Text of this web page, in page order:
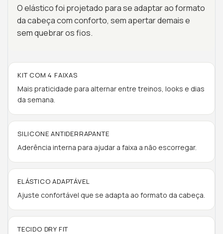
O elástico foi projetado para se adaptar ao formato
da cabeça com conforto, sem apertar demais e
sem quebrar os fios.
KIT COM 4 FAIXAS
Mais praticidade para alternar entre treinos, looks e dias
da semana.
SILICONE ANTIDERRAPANTE
Aderência interna para ajudar a faixa a não escorregar.
ELÁSTICO ADAPTÁVEL
Ajuste confortável que se adapta ao formato da cabeça.
TECIDO DRY FIT